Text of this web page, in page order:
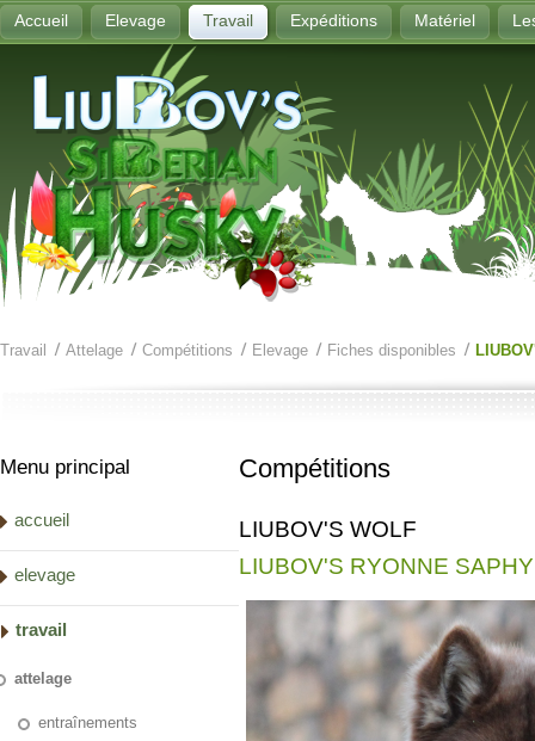
Accueil Elevage Travail Expéditions Matériel
Travail Attelage Compétitions Elevage Fiches disponibles
Menu principal
accueil
elevage
travail
attelage
entraînements
Compétitions
LIUBOV'S WOLF
LIUBOV'S RYONNE